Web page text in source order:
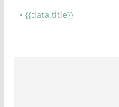
• {{data.title}}